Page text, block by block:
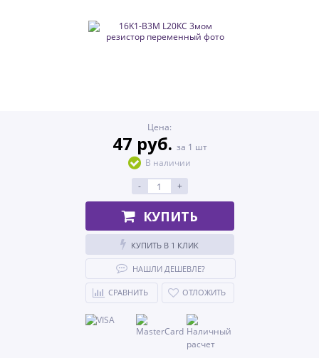
Цена:
47 руб. за 1 шт
В наличии
-
+
КУПИТЬ
КУПИТЬ В 1 КЛИК
НАШЛИ ДЕШЕВЛЕ?
СРАВНИТЬ ОТЛОЖИТЬ